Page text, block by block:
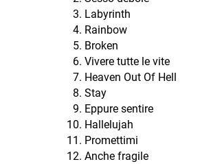
Labyrinth
Rainbow
Broken
Vivere tutte le vite
Heaven Out Of Hell
Stay
Eppure sentire
Hallelujah
Promettimi
Anche fragile